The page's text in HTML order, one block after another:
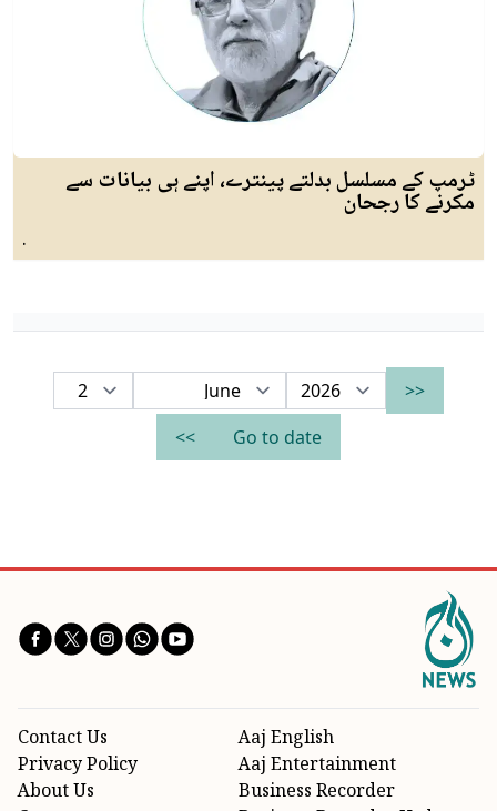
ٹرمپ کے مسلسل بدلتے پینترے، اپنے ہی بیانات سے
مکرنے کا رجحان
.
<<
Go to date
>>
Aaj English
Aaj Entertainment
Business Recorder
Contact Us
Privacy Policy
About Us